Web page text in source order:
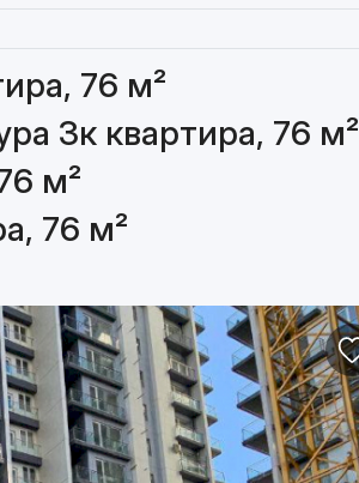
76 м²
3к квартира, 76 м²
м²
76 м²